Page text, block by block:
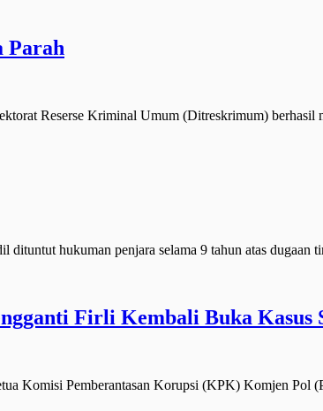
Parah
Reserse Kriminal Umum (Ditreskrimum) berhasil
hukuman penjara selama 9 tahun atas dugaan
Firli Kembali Buka Kasus
Komisi Pemberantasan Korupsi (KPK) Komjen